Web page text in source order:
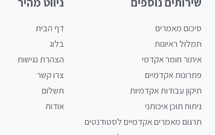
סיכום מאמרים
תמלול ראיונות
איתור חומר אקדמי
פתרונות אקדמיים
תיקון עבודות אקדמיות
ניתוח תוכן איכותני
תרגום מאמרים אקדמיים לסטודנטים
דף הבית
בלוג
הצהרת נגישות
צרו קשר
תשלום
אודות